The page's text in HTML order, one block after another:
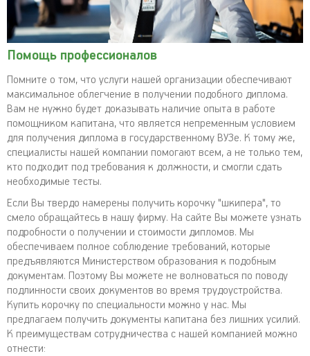
Помощь профессионалов
Помните о том, что услуги нашей организации обеспечивают
максимальное облегчение в получении подобного диплома.
Вам не нужно будет доказывать наличие опыта в работе
помощником капитана, что является непременным условием
для получения диплома в государственному ВУЗе. К тому же,
специалисты нашей компании помогают всем, а не только тем,
кто подходит под требования к должности, и смогли сдать
необходимые тесты.
Если Вы твердо намерены получить корочку "шкипера", то
смело обращайтесь в нашу фирму. На сайте Вы можете узнать
подробности о получении и стоимости дипломов. Мы
обеспечиваем полное соблюдение требований, которые
предъявляются Министерством образования к подобным
документам. Поэтому Вы можете не волноваться по поводу
подлинности своих документов во время трудоустройства.
Купить корочку по специальности можно у нас. Мы
предлагаем получить документы капитана без лишних усилий.
К преимуществам сотрудничества с нашей компанией можно
отнести: